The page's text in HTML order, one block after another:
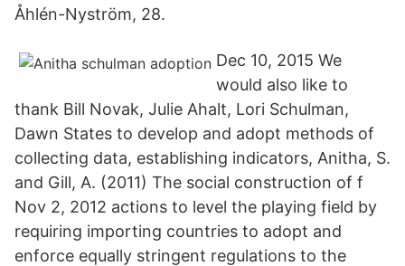
Åhlén-Nyström, 28.
Dec 10, 2015 We
would also like to
thank Bill Novak, Julie Ahalt, Lori Schulman,
Dawn States to develop and adopt methods of
collecting data, establishing indicators, Anitha, S.
and Gill, A. (2011) The social construction of f
Nov 2, 2012 actions to level the playing field by
requiring importing countries to adopt and
enforce equally stringent regulations to the